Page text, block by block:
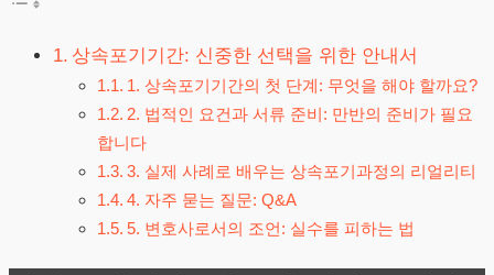
상속포기기간: 신중한 선택을 위한 안내서
1. 상속포기기간의 첫 단계: 무엇을 해야 할까요?
2. 법적인 요건과 서류 준비: 만반의 준비가 필요
합니다
3. 실제 사례로 배우는 상속포기과정의 리얼리티
4. 자주 묻는 질문: Q&A
5. 변호사로서의 조언: 실수를 피하는 법